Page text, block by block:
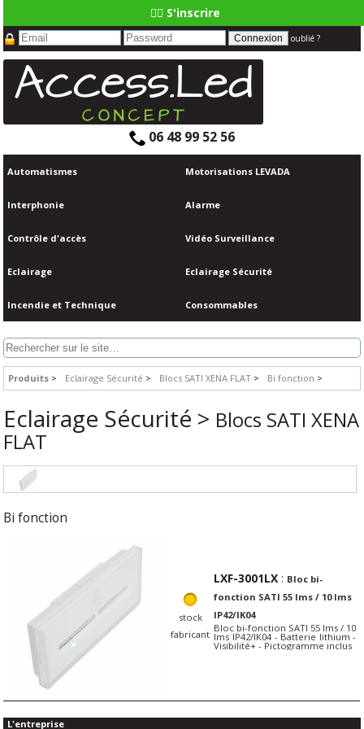
👆🏼 S'inscrire
oublié ?
06 48 99 52 56
Automatismes Motorisations LEVADA
Interphonie Alarme
Contrôle d'accès Vidéo Surveillance
Eclairage Eclairage Sécurité
Incendie et Technique Consommables
Produits Eclairage Sécurité Blocs SATI XENA FLAT Bi fonction
Eclairage Sécurité > Blocs SATI XENA
FLAT
Bi fonction
stock
fabricant
LXF-3001LX : Bloc bi-
fonction SATI 55 lms / 10 lms
IP42/IK04
Bloc bi-fonction SATI 55 lms / 10
lms IP42/IK04 - Batterie lithium -
Visibilité+ - Pictogramme inclus
L'entreprise